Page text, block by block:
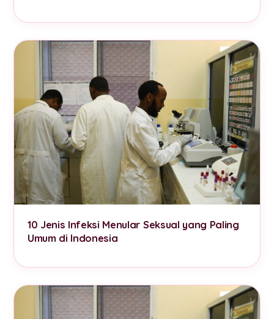
10 Jenis Infeksi Menular Seksual yang Paling
Umum di Indonesia